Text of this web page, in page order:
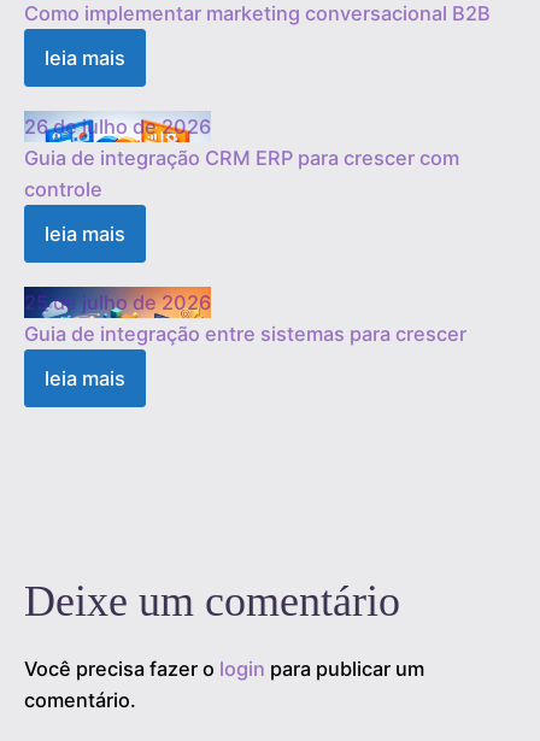
Como implementar marketing conversacional B2B
leia mais
26 de julho de 2026
Guia de integração CRM ERP para crescer com
controle
leia mais
25 de julho de 2026
Guia de integração entre sistemas para crescer
leia mais
Deixe um comentário
Você precisa fazer o login para publicar um
comentário.